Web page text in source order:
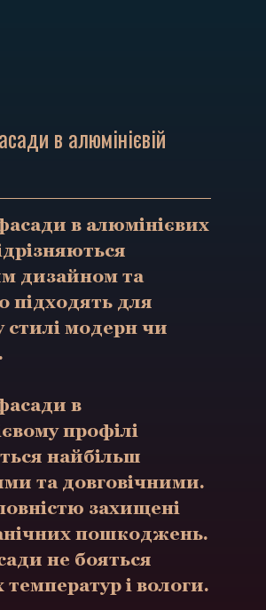
в алюмінієвій
в алюмінієвих
дизайном та
підходять для
стилі модерн чи
в
профілі
найбільш
та довговічними.
захищені
пошкоджень.
не бояться
температур і вологи.